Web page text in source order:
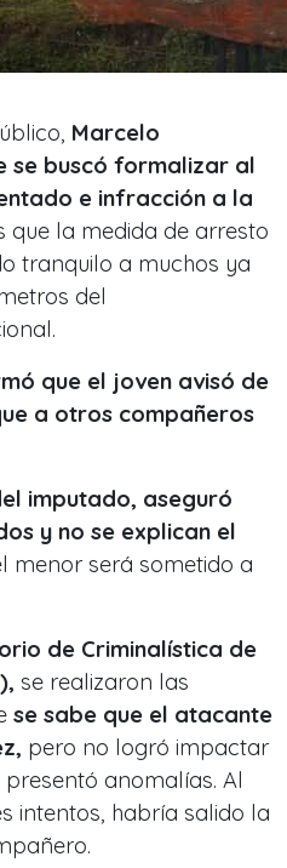
Marcelo
se buscó formalizar al
e infracción a la
que la medida de arresto
tranquilo a muchos ya
del
que el joven avisó de
a otros compañeros
imputado, aseguró
y no se explican el
menor será sometido a
de Criminalística de
se realizaron las
se sabe que el atacante
pero no logró impactar
anomalías. Al
intentos, habría salido la